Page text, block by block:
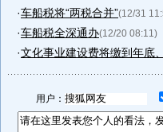
·车船税将“两税合并”(12/31
·车船税全深通办(12/20 08:11)
·文化事业建设费将缴到年底
用户：